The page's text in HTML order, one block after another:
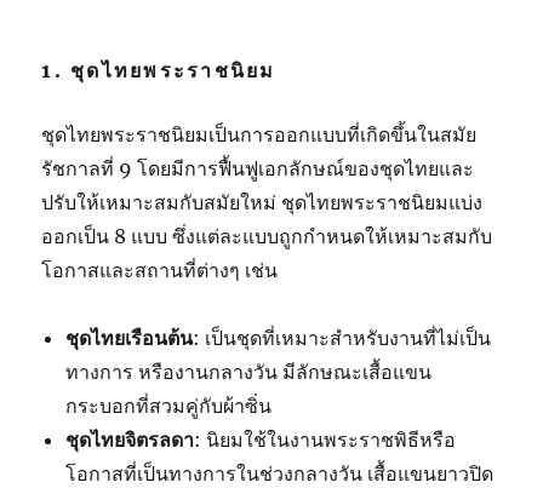
1. ชุดไทยพระราชนิยม
ชุดไทยพระราชนิยมเป็นการออกแบบที่เกิดขึ้นในสมัย
รัชกาลที่ 9 โดยมีการฟื้นฟูเอกลักษณ์ของชุดไทยและ
ปรับให้เหมาะสมกับสมัยใหม่ ชุดไทยพระราชนิยมแบ่ง
ออกเป็น 8 แบบ ซึ่งแต่ละแบบถูกกำหนดให้เหมาะสมกับ
โอกาสและสถานที่ต่างๆ เช่น
ชุดไทยเรือนต้น: เป็นชุดที่เหมาะสำหรับงานที่ไม่เป็น
ทางการ หรืองานกลางวัน มีลักษณะเสื้อแขน
กระบอกที่สวมคู่กับผ้าซิ่น
ชุดไทยจิตรลดา: นิยมใช้ในงานพระราชพิธีหรือ
โอกาสที่เป็นทางการในช่วงกลางวัน เสื้อแขนยาวปิด